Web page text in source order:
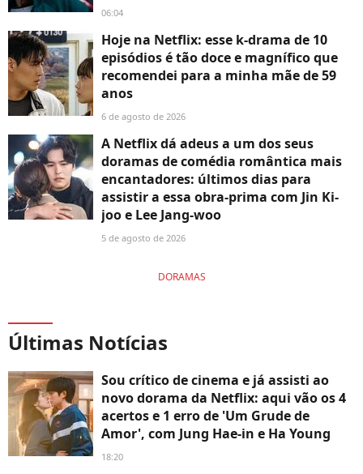
06:04
Hoje na Netflix: esse k-drama de 10
episódios é tão doce e magnífico que
recomendei para a minha mãe de 59
anos
6 de agosto de 2026
A Netflix dá adeus a um dos seus
doramas de comédia romântica mais
encantadores: últimos dias para
assistir a essa obra-prima com Jin Ki-
joo e Lee Jang-woo
5 de agosto de 2026
DORAMAS
Últimas Notícias
Sou crítico de cinema e já assisti ao
novo dorama da Netflix: aqui vão os 4
acertos e 1 erro de 'Um Grude de
Amor', com Jung Hae-in e Ha Young
18:20